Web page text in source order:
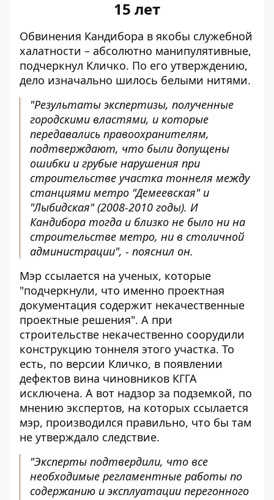
15 лет
Обвинения Кандибора в якобы служебной
халатности – абсолютно манипулятивные,
подчеркнул Кличко. По его утверждению,
дело изначально шилось белыми нитями.
"Результаты экспертизы, полученные
городскими властями, и которые
передавались правоохранителям,
подтверждают, что были допущены
ошибки и грубые нарушения при
строительстве участка тоннеля между
станциями метро "Демеевская" и
"Лыбидская" (2008-2010 годы). И
Кандибора тогда и близко не было ни на
строительстве метро, ни в столичной
администрации", - пояснил он.
Мэр ссылается на ученых, которые
"подчеркнули, что именно проектная
документация содержит некачественные
проектные решения". А при
строительстве некачественно соорудили
конструкцию тоннеля этого участка. То
есть, по версии Кличко, в появлении
дефектов вина чиновников КГГА
исключена. А вот надзор за подземкой, по
мнению экспертов, на которых ссылается
мэр, производился правильно, что бы там
не утверждало следствие.
"Эксперты подтвердили, что все
необходимые регламентные работы по
содержанию и эксплуатации перегонного